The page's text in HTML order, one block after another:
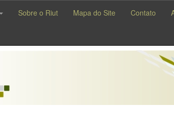
Sobre o Riut Mapa do Site Contato